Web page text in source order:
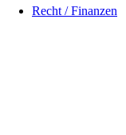
Recht / Finanzen